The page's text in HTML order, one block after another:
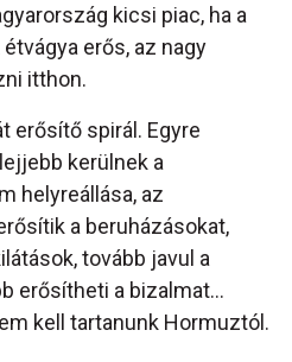
kicsi piac, ha a
erős, az nagy
itthon.
erősítő spirál. Egyre
kerülnek a
helyreállása, az
a beruházásokat,
tovább javul a
erősítheti a bizalmat…
kell tartanunk Hormuztól.